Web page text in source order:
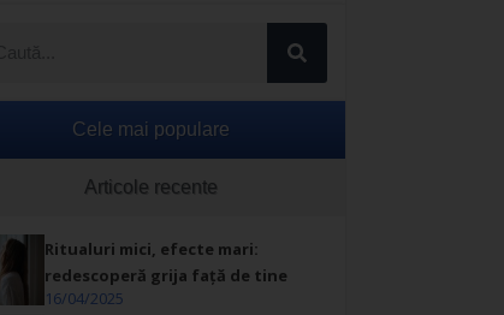
Cele mai populare
Articole recente
Ritualuri mici, efecte mari:
redescoperă grija față de tine
16/04/2025